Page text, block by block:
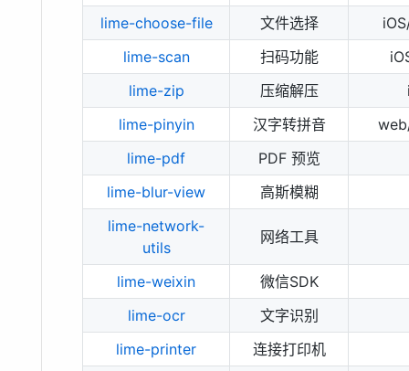
lime-choose-file 文件选择
lime-scan
扫码功能
lime-zip
压缩解压
lime-pinyin
汉字转拼音
lime-pdf
PDF 预览
lime-blur-view
高斯模糊
lime-network-
utils
网络工具
lime-weixin
微信SDK
lime-ocr
文字识别
lime-printer
连接打印机